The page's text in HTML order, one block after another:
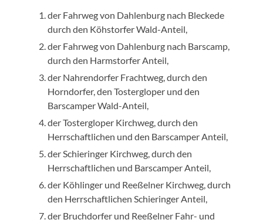
der Fahrweg von Dahlenburg nach Bleckede
durch den Köhstorfer Wald-Anteil,
der Fahrweg von Dahlenburg nach Barscamp,
durch den Harmstorfer Anteil,
der Nahrendorfer Frachtweg, durch den
Horndorfer, den Tostergloper und den
Barscamper Wald-Anteil,
der Tostergloper Kirchweg, durch den
Herrschaftlichen und den Barscamper Anteil,
der Schieringer Kirchweg, durch den
Herrschaftlichen und Barscamper Anteil,
der Köhlinger und Reeßelner Kirchweg, durch
den Herrschaftlichen Schieringer Anteil,
der Bruchdorfer und Reeßelner Fahr- und